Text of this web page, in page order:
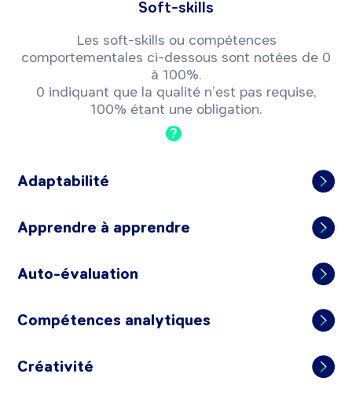
Soft-skills
Les soft-skills ou compétences
comportementales ci-dessous sont notées de 0
à 100%.
0 indiquant que la qualité n’est pas requise,
100% étant une obligation.
?
Adaptabilité
Apprendre à apprendre
Auto-évaluation
Compétences analytiques
Créativité